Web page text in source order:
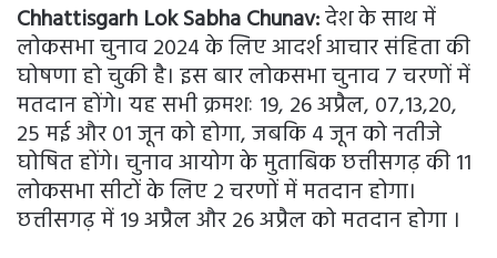
Chhattisgarh Lok Sabha Chunav:देश के साथ में
लोकसभा चुनाव 2024 के लिए आदर्श आचार संहिता की
घोषणा हो चुकी है। इस बार लोकसभा चुनाव 7 चरणों में
मतदान होंगे। यह सभी क्रमशः 19, 26 अप्रैल, 07,13,20,
25 मई और 01 जून को होगा, जबकि 4 जून को नतीजे
घोषित होंगे। चुनाव आयोग के मुताबिक छत्तीसगढ़ की 11
लोकसभा सीटों के लिए 2 चरणों में मतदान होगा।
छत्तीसगढ़ में 19 अप्रैल और 26 अप्रैल को मतदान होगा ।